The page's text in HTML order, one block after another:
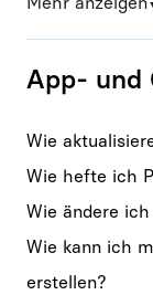
App- und
Wie
Wie hefte ich
Wie ändere
Wie kann ich
erstellen?